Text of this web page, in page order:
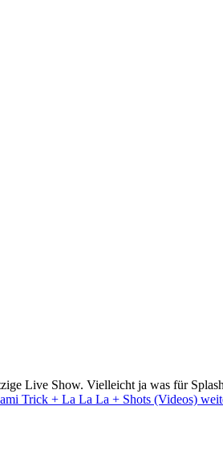
Live Show. Vielleicht ja was für
Trick + La La La + Shots (Videos)